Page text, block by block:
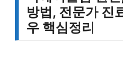
방법, 전문가 진
우 핵심정리